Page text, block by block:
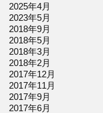
2025年4月
2023年5月
2018年9月
2018年5月
2018年3月
2018年2月
2017年12月
2017年11月
2017年9月
2017年6月